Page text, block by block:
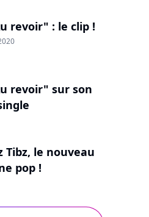
revoir" : le clip !
revoir" sur son
Tibz, le nouveau
pop !